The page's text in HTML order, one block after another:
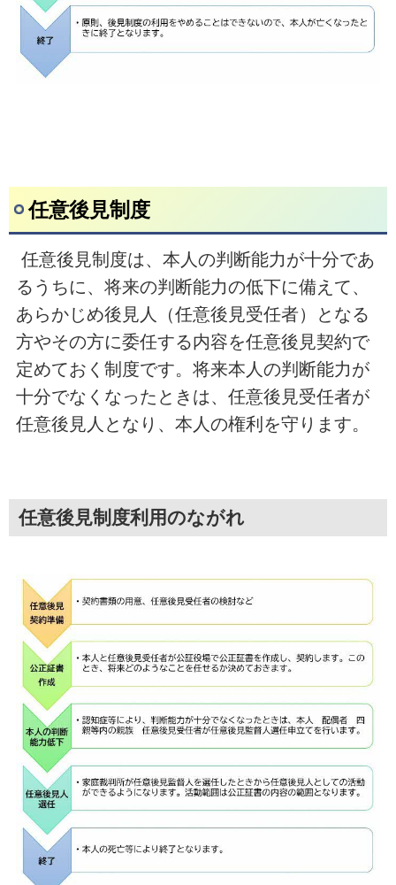
任意後見制度
任意後見制度は、本人の判断能力が十分であ
るうちに、将来の判断能力の低下に備えて、
あらかじめ後見人（任意後見受任者）となる
方やその方に委任する内容を任意後見契約で
定めておく制度です。将来本人の判断能力が
十分でなくなったときは、任意後見受任者が
任意後見人となり、本人の権利を守ります。
任意後見制度利用のながれ